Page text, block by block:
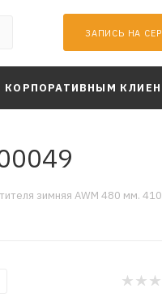
ЗАПИСЬ НА
КОРПОРАТИВНЫМ
зимняя AWM 480 мм.